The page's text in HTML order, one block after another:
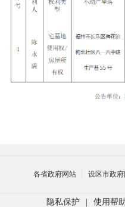
各省政府网站 设区市政
隐私保护 使用帮